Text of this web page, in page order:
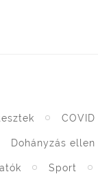
Dohányzás ellen
Sport